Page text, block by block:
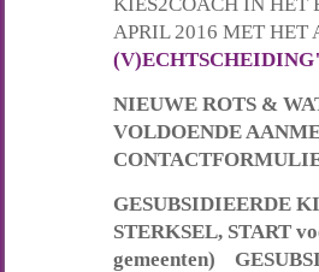
APRIL 2016 MET HET
NIEUWE ROTS &
VOLDOENDE
GESUBSIDIEERDE
STERKSEL, START
gemeenten)